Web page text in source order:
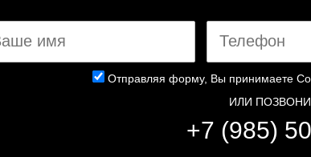
Отправляя форму, Вы принимаете
ИЛИ
+7 (985)